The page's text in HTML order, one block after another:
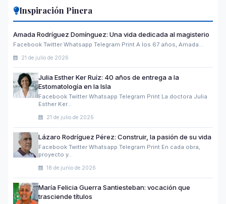
Inspiración Pinera
Amada Rodríguez Domínguez: Una vida dedicada al magisterio
Facebook Twitter Whatsapp Telegram Print A los 67 años, Amada…
21 de julio de 2026
Julia Esther Ker Ruíz: 40 años de entrega a la
Estomatología en la Isla
Facebook Twitter Whatsapp Telegram Print La doctora Julia
Esther Ker…
21 de julio de 2026
Lázaro Rodríguez Pérez: Construir, la pasión de su vida
Facebook Twitter Whatsapp Telegram Print En cada obra,
proyecto y…
18 de junio de 2026
María Felicia Guerra Santiesteban: vocación que
trasciende títulos